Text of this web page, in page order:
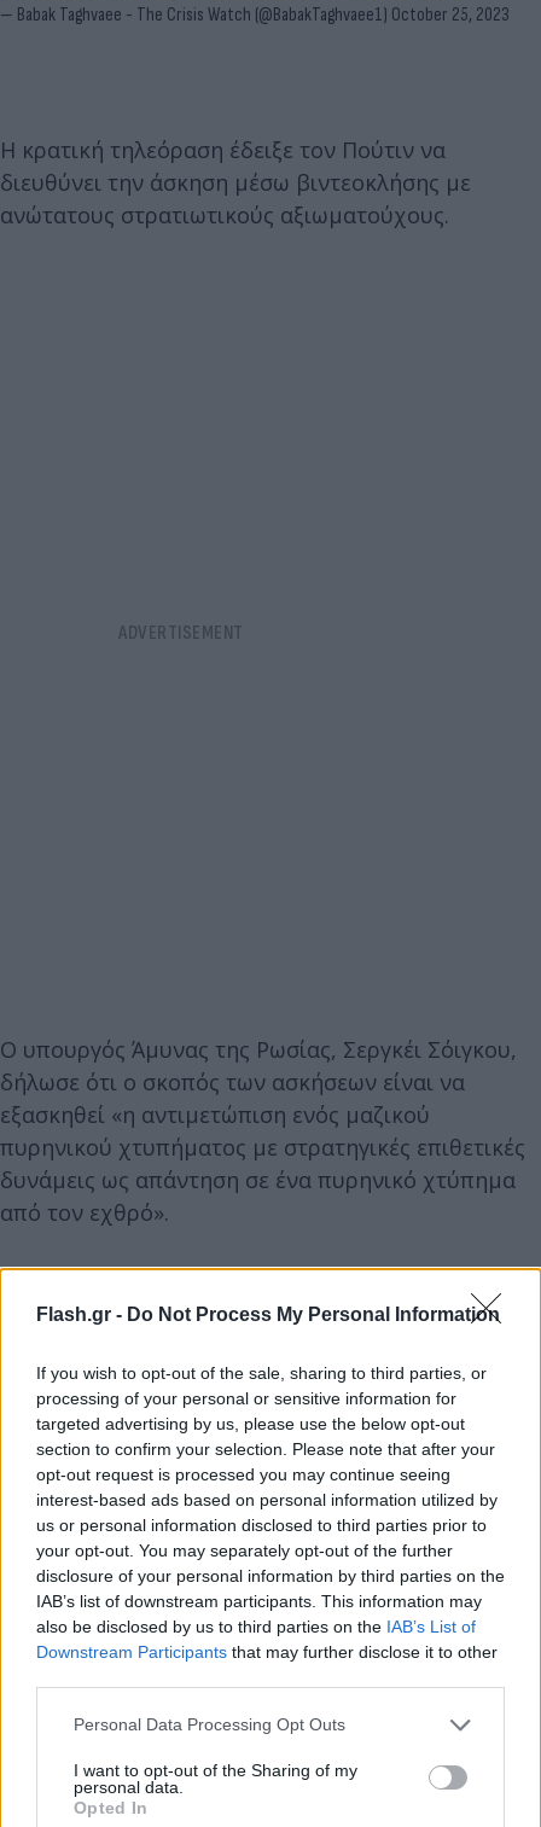
Flash.gr - Do Not Process My Personal Information
If you wish to opt-out of the sale, sharing to third parties, or
processing of your personal or sensitive information for
targeted advertising by us, please use the below opt-out
section to confirm your selection. Please note that after your
opt-out request is processed you may continue seeing
interest-based ads based on personal information utilized by
us or personal information disclosed to third parties prior to
your opt-out. You may separately opt-out of the further
disclosure of your personal information by third parties on the
IAB’s list of downstream participants. This information may
also be disclosed by us to third parties on the IAB’s List of
Downstream Participants that may further disclose it to other
Please note that this website/app uses one or more Google
not limited to your visit or usage behaviour. You may click to
grant or deny consent to Google and its third-party tags to
use your data for below specified purposes in below Google
Personal Data Processing Opt Outs
I want to opt-out of the Sharing of my
personal data.
Opted In
— Babak Taghvaee - The Crisis Watch (@BabakTaghvaee1) October 25, 2023
Η κρατική τηλεόραση έδειξε τον Πούτιν να
διευθύνει την άσκηση μέσω βιντεοκλήσης με
ανώτατους στρατιωτικούς αξιωματούχους.
Ο υπουργός Άμυνας της Ρωσίας, Σεργκέι Σόιγκου,
δήλωσε ότι ο σκοπός των ασκήσεων είναι να
εξασκηθεί «η αντιμετώπιση ενός μαζικού
πυρηνικού χτυπήματος με στρατηγικές επιθετικές
δυνάμεις ως απάντηση σε ένα πυρηνικό χτύπημα
από τον εχθρό».
Ενώ παρόμοιες ασκήσεις πραγματοποιούνται κάθε
φθινόπωρο, τα αιχμηρά σχόλια του Σόιγκου ήρθαν
και της Δύσης για τις μάχες στην Ουκρανία.
Η συνθήκη απαγόρευσης δοκιμών, που εγκρίθηκε
το 1996, απαγορεύει όλες τις πυρηνικές εκρήξεις
οπουδήποτε στον κόσμο, αλλά η συνθήκη δεν
εφαρμόστηκε ποτέ πλήρως. Η συνθήκη δεν έχει
ακόμη επικυρωθεί από την Κίνα, την Ινδία, το
Πακιστάν, τη Βόρεια Κορέα, το Ισραήλ, το Ιράν και
την Αίγυπτο.
Ρωσία θα μπορούσε να προχωρήσει στην
επανέναρξη των πυρηνικών δοκιμών για να
προσπαθήσει να αποθαρρύνει τη Δύση από το να